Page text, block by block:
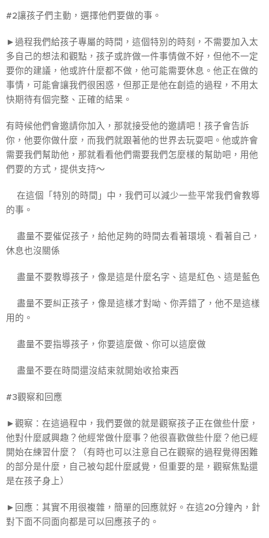
#2讓孩子們主動，選擇他們要做的事。
►過程我們給孩子專屬的時間，這個特別的時刻，不需要加入太
多自己的想法和觀點，孩子或許做一件事情做不好，但他不一定
要你的建議，他或許什麼都不做，他可能需要休息。他正在做的
事情，可能會讓我們很困惑，但那正是他在創造的過程，不用太
快期待有個完整、正確的結果。
有時候他們會邀請你加入，那就接受他的邀請吧！孩子會告訴
你，他要你做什麼，而我們就跟著他的世界去玩耍吧。他或許會
需要我們幫助他，那就看看他們需要我們怎麼樣的幫助吧，用他
們要的方式，提供支持～
🙋‍♂️在這個「特別的時間」中，我們可以減少一些平常我們會教導
的事。
☀︎盡量不要催促孩子，給他足夠的時間去看著環境、看著自己，
休息也沒關係
☀盡量不要教導孩子，像是這是什麼名字、這是紅色、這是藍色
☀盡量不要糾正孩子，像是這樣才對呦、你弄錯了，他不是這樣
用的。
☀盡量不要指導孩子，你要這麼做、你可以這麼做
☀盡量不要在時間還沒結束就開始收拾東西
#3觀察和回應
►觀察：在這過程中，我們要做的就是觀察孩子正在做些什麼，
他對什麼感興趣？他經常做什麼事？他很喜歡做些什麼？他已經
開始在練習什麼？（有時也可以注意自己在觀察的過程覺得困難
的部分是什麼，自己被勾起什麼感覺，但重要的是，觀察焦點還
是在孩子身上）
►回應：其實不用很複雜，簡單的回應就好。在這20分鐘內，針
對下面不同面向都是可以回應孩子的。